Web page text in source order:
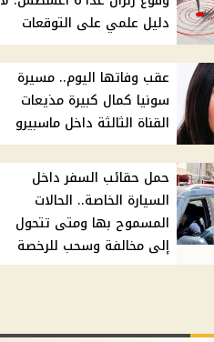
دليل علمي على التوقعات
عقب وفاتها اليوم.. مسيرة
سونيا كمال كبيرة مذيعات
القناة الثالثة داخل ماسبيرو
حمل حقائب السفر داخل
السيارة الخاصة.. الحالات
المسموح بها ومتى تتحول
إلى مخالفة وسحب للرخصة